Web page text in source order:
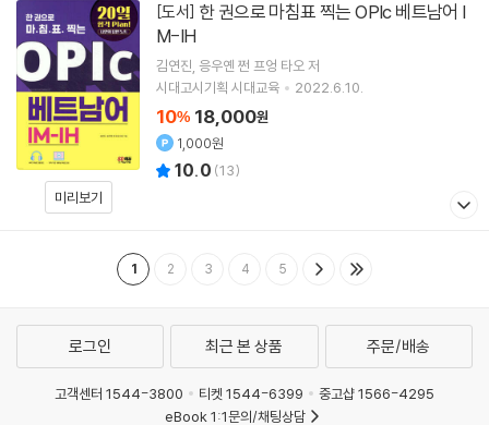
미리보기
[도서]
M-IH
김연진 응우옌 쩐 프엉 타오 저
시대고시기획 시대교육
2022.6.10.
10% 18,000원
1,000원
10.0 (13)
1 2 3 4 5
로그인 최근 본 상품 주문/배송
고객센터 1544-3800 티켓 1544-6399
중고샵 1566-4295
eBook 1:1문의/채팅상담